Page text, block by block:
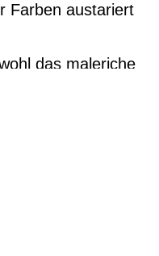
Farben austariert
das maleriche